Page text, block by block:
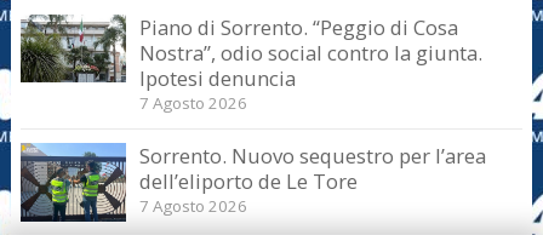
Piano di Sorrento. “Peggio di Cosa
Nostra”, odio social contro la giunta.
Ipotesi denuncia
7 Agosto 2026
Sorrento. Nuovo sequestro per l’area
dell’eliporto de Le Tore
7 Agosto 2026